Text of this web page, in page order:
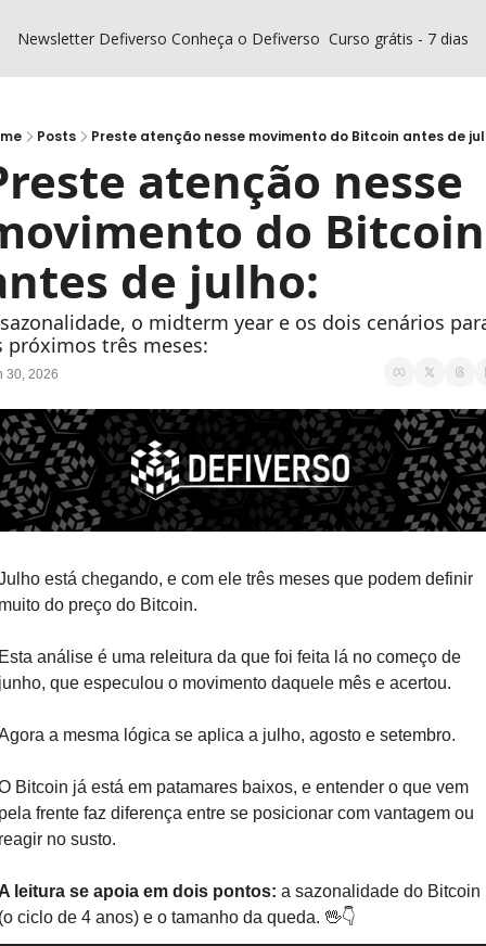
Newsletter Defiverso Conheça o Defiverso Curso grátis - 7 dias
Posts Preste atenção nesse movimento do Bitcoin antes de
atenção nesse
do Bitcoin
de julho:
o midterm year e os dois cenários
próximos três meses:
30, 2026
está chegando, e com ele três meses que podem definir
do preço do Bitcoin.
análise é uma releitura da que foi feita lá no começo de
que especulou o movimento daquele mês e acertou.
a mesma lógica se aplica a julho, agosto e setembro.
Bitcoin já está em patamares baixos, e entender o que vem
frente faz diferença entre se posicionar com vantagem ou
no susto.
leitura se apoia em dois pontos: a sazonalidade do Bitcoin
ciclo de 4 anos) e o tamanho da queda. 🖖👇